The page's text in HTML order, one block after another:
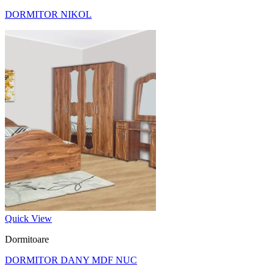
DORMITOR NIKOL
Quick View
Dormitoare
DORMITOR DANY MDF NUC